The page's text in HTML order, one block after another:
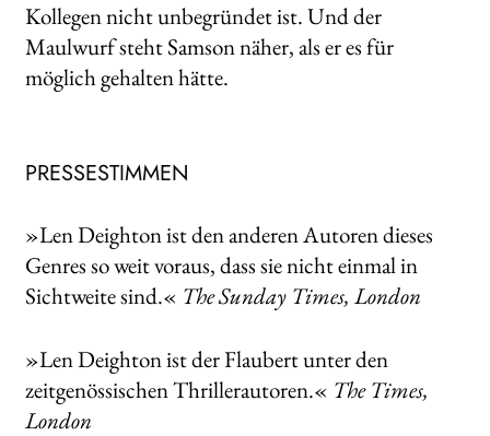
Kollegen nicht unbegründet ist. Und der
Maulwurf steht Samson näher, als er es für
möglich gehalten hätte.
PRESSESTIMMEN
»Len Deighton ist den anderen Autoren dieses
Genres so weit voraus, dass sie nicht einmal in
Sichtweite sind.« The Sunday Times, London
»Len Deighton ist der Flaubert unter den
zeitgenössischen Thrillerautoren.« The Times,
London